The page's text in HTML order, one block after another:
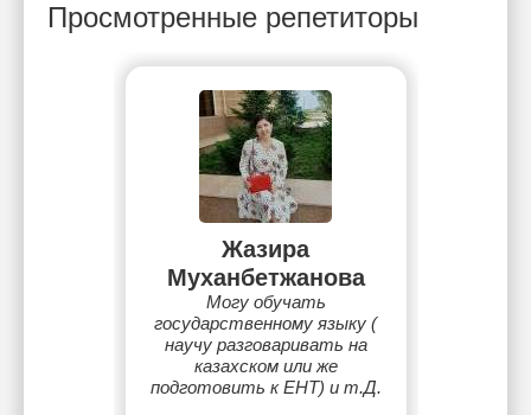
Просмотренные репетиторы
Жазира
Муханбетжанова
Могу обучать
государственному языку (
научу разговаривать на
казахском или же
подготовить к ЕНТ) и т.Д.